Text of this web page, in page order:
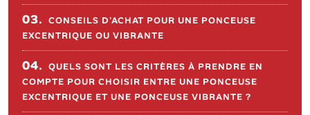
03. CONSEILS D'ACHAT POUR UNE PONCEUSE
EXCENTRIQUE OU VIBRANTE
04. QUELS SONT LES CRITÈRES À PRENDRE EN
COMPTE POUR CHOISIR ENTRE UNE PONCEUSE
EXCENTRIQUE ET UNE PONCEUSE VIBRANTE ?